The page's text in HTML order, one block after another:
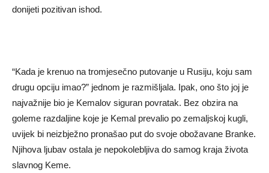
donijeti pozitivan ishod.
“Kada je krenuo na tromjesečno putovanje u Rusiju, koju sam
drugu opciju imao?” jednom je razmišljala. Ipak, ono što joj je
najvažnije bio je Kemalov siguran povratak. Bez obzira na
goleme razdaljine koje je Kemal prevalio po zemaljskoj kugli,
uvijek bi neizbježno pronašao put do svoje obožavane Branke.
Njihova ljubav ostala je nepokolebljiva do samog kraja života
slavnog Keme.